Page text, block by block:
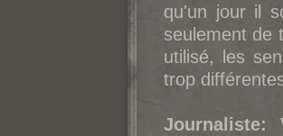
qu'un jour il
seulement de
utilisé, les
trop